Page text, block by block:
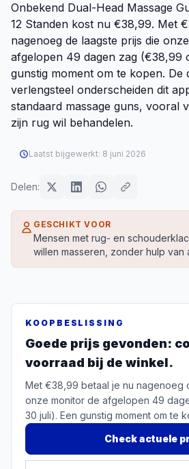
Onbekend Dual-Head Massage
12 Standen kost nu €38,99. Met
nagenoeg de laagste prijs die
afgelopen 49 dagen zag (€38,99
gunstig moment om te kopen. De
verlengsteel onderscheiden dit
standaard massage guns, vooral
zijn rug wil behandelen.
Laatst bijgewerkt: 8 juni 2026
Delen:
GESCHIKT VOOR
Mensen met rug- en
willen masseren, zonder hulp van
KOOPBESLISSING
Goede prijs gevonden:
voorraad bij de winkel.
Met €38,99 betaal je nu nagenoeg
onze monitor de afgelopen 49
30 juli). Een gunstig moment om te
Check actuele